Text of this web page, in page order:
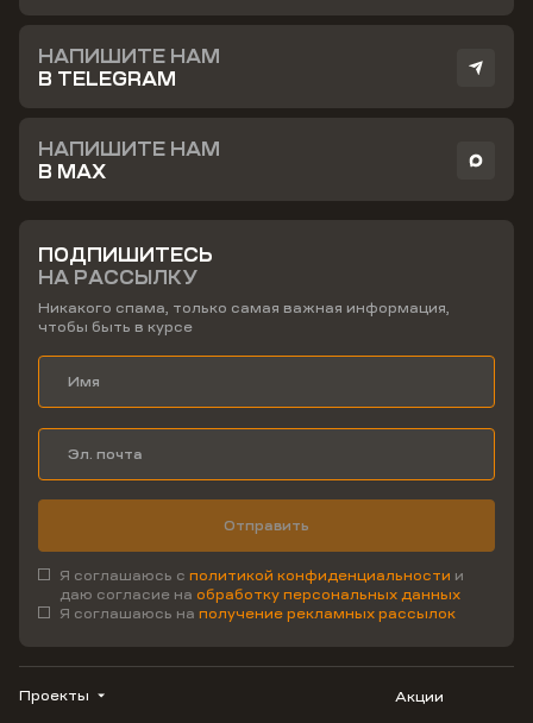
НАПИШИТЕ НАМ
В TELEGRAM
НАПИШИТЕ НАМ
В MAX
ПОДПИШИТЕСЬ
НА РАССЫЛКУ
Никакого спама, только самая важная информация,
чтобы быть в курсе
Отправить
Я соглашаюсь с политикой конфиденциальности и
даю согласие на обработку персональных данных
Я соглашаюсь на получение рекламных рассылок
Проекты Акции